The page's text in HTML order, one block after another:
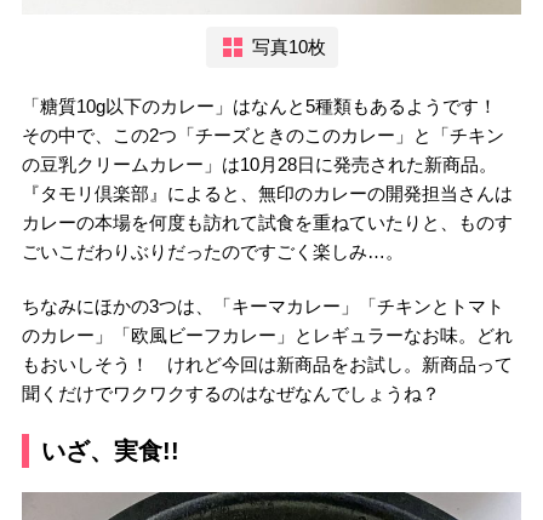
写真10枚
「糖質10g以下のカレー」はなんと5種類もあるようです！
その中で、この2つ「チーズときのこのカレー」と「チキン
の豆乳クリームカレー」は10月28日に発売された新商品。
『タモリ倶楽部』によると、無印のカレーの開発担当さんは
カレーの本場を何度も訪れて試食を重ねていたりと、ものす
ごいこだわりぶりだったのですごく楽しみ…。
ちなみにほかの3つは、「キーマカレー」「チキンとトマト
のカレー」「欧風ビーフカレー」とレギュラーなお味。どれ
もおいしそう！ けれど今回は新商品をお試し。新商品って
聞くだけでワクワクするのはなぜなんでしょうね？
いざ、実食!!